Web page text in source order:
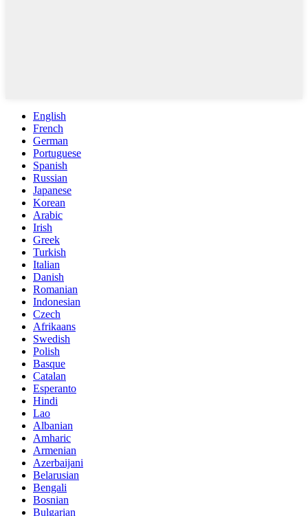
English
French
German
Portuguese
Spanish
Russian
Japanese
Korean
Arabic
Irish
Greek
Turkish
Italian
Danish
Romanian
Indonesian
Czech
Afrikaans
Swedish
Polish
Basque
Catalan
Esperanto
Hindi
Lao
Albanian
Amharic
Armenian
Azerbaijani
Belarusian
Bengali
Bosnian
Bulgarian